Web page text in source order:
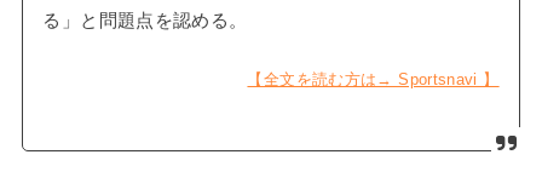
る」と問題点を認める。
【全文を読む方は→ Sportsnavi 】